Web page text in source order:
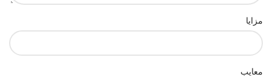
مزایا
معایب